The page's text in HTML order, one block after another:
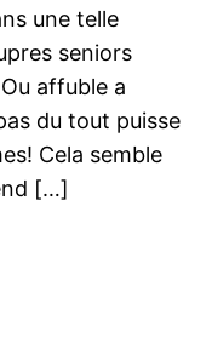
une telle
seniors
affuble a
du tout puisse
Cela semble
[…]